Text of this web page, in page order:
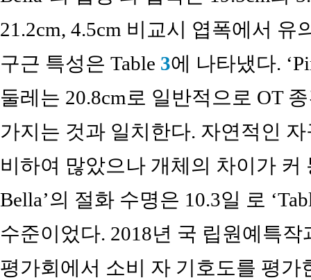
21.2cm, 4.5cm 비교시 엽폭에서 유
구근 특성은 Table 3에 나타냈다.
둘레는 20.8cm로 일반적으로 OT
가지는 것과 일치한다. 자연적인
비하여 많았으나 개체의 차이가 커
Bella’의 절화 수명은 10.3일 로
수준이었다. 2018년 국 립원예특
평가회에서 소비 자 기호도를 평가